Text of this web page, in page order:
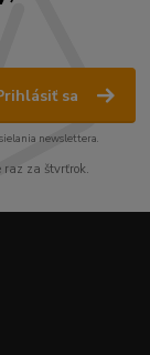
sa
newslettera.
raz za štvrťrok.